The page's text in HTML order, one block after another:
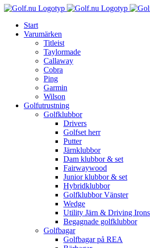
Fortsätt
innehållet
Start
Varumärken
Titleist
Taylormade
Callaway
Cobra
Ping
Garmin
Wilson
Golfutrustning
Golfklubbor
Drivers
Golfset herr
Putter
Järnklubbor
Dam klubbor & set
Fairwaywood
Junior klubbor & set
Hybridklubbor
Golfklubbor Vänster
Wedge
Utility Järn & Driving Irons
Begagnade golfklubbor
Golfbagar
Golfbagar på REA